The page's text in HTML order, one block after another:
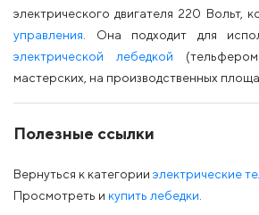
электрического двигателя 220 Вольт,
управления . Она подходит для
электрической лебедкой
мастерских, на производственных
Полезные ссылки
Вернуться к категории электрические
Просмотреть и купить лебедки